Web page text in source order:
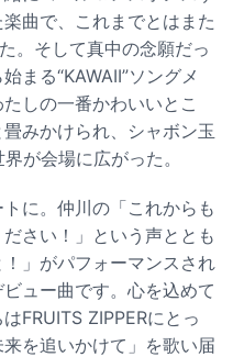
曲で、これまでとはまた
。そして真中の念願だっ
まる“KAWAII”ソングメ
しの一番かわいいとこ
みかけられ、シャボン玉
が会場に広がった。
に。仲川の「これからも
さい！」という声ととも
」がパフォーマンスされ
ュー曲です。心を込めて
FRUITS ZIPPERにとっ
を追いかけて」を歌い届